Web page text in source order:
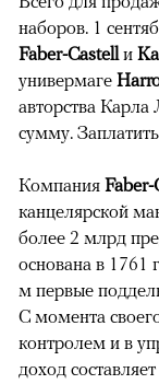
наборов. 1
Faber-Castellи
универмаге
авторства
сумму.
Компания Faber-
канцелярской
более 2 млрд
основана в
м первые
С момента
контролем и в
доход